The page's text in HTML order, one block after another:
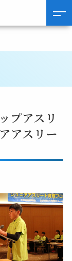
プアスリ
アスリー